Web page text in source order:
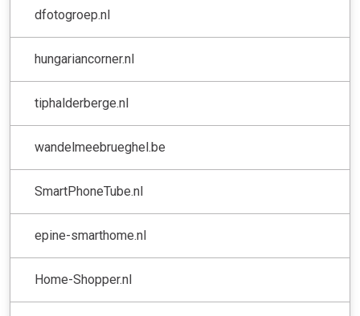
dfotogroep.nl
hungariancorner.nl
tiphalderberge.nl
wandelmeebrueghel.be
SmartPhoneTube.nl
epine-smarthome.nl
Home-Shopper.nl